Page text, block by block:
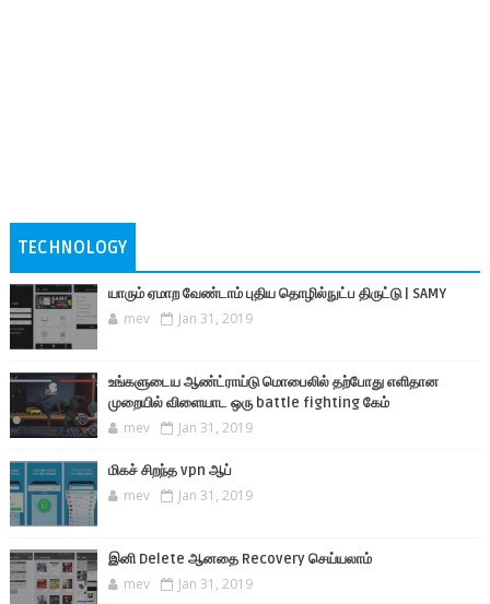
TECHNOLOGY
யாரும் ஏமாற வேண்டாம் புதிய தொழில்நுட்ப திருட்டு | SAMY
mev Jan 31, 2019
உங்களுடைய ஆண்ட்ராய்டு மொபைலில் தற்போது எளிதான
முறையில் விளையாட ஒரு battle fighting கேம்
mev Jan 31, 2019
மிகச் சிறந்த vpn ஆப்
mev Jan 31, 2019
இனி Delete ஆனதை Recovery செய்யலாம்
mev Jan 31, 2019